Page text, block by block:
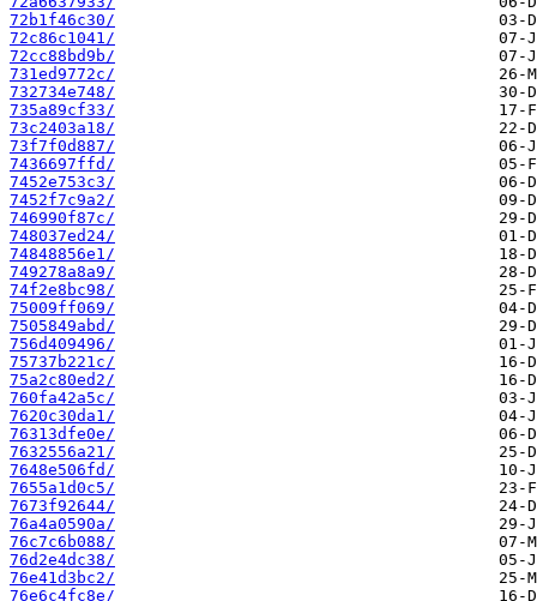
72b1f46c30/
72c86c1041/
72cc88bd9b/
731ed9772c/
732734e748/
735a89cf33/
73c2403a18/
73f7f0d887/
7436697ffd/
7452e753c3/
7452f7c9a2/
746990f87c/
748037ed24/
74848856e1/
749278a8a9/
74f2e8bc98/
75009ff069/
7505849abd/
756d409496/
75737b221c/
75a2c80ed2/
760fa42a5c/
7620c30da1/
76313dfe0e/
7632556a21/
7648e506fd/
7655a1d0c5/
7673f92644/
76a4a0590a/
76c7c6b088/
76d2e4dc38/
76e41d3bc2/
76e6c4fc8e/